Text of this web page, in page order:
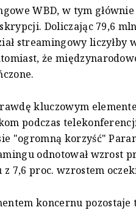
WBD, w tym głównie
Doliczając 79,6
streamingowy liczyłby
że
kluczowym
podczas
"ogromną korzyść"
odnotował wzrost
7,6 proc. wzrostem
koncernu